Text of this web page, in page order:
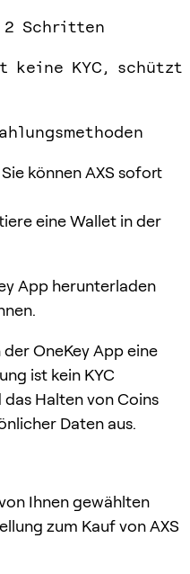
2 Schritten
keine KYC, schützt
können AXS sofort
eine Wallet in der
App herunterladen
OneKey App eine
ist kein KYC
Halten von Coins
Daten aus.
Ihnen gewählten
zum Kauf von AXS